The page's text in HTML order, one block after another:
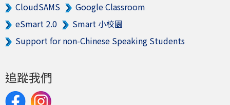
CloudSAMS
Google Classroom
eSmart 2.0
Smart 小校園
Support for non-Chinese Speaking Students
追蹤我們